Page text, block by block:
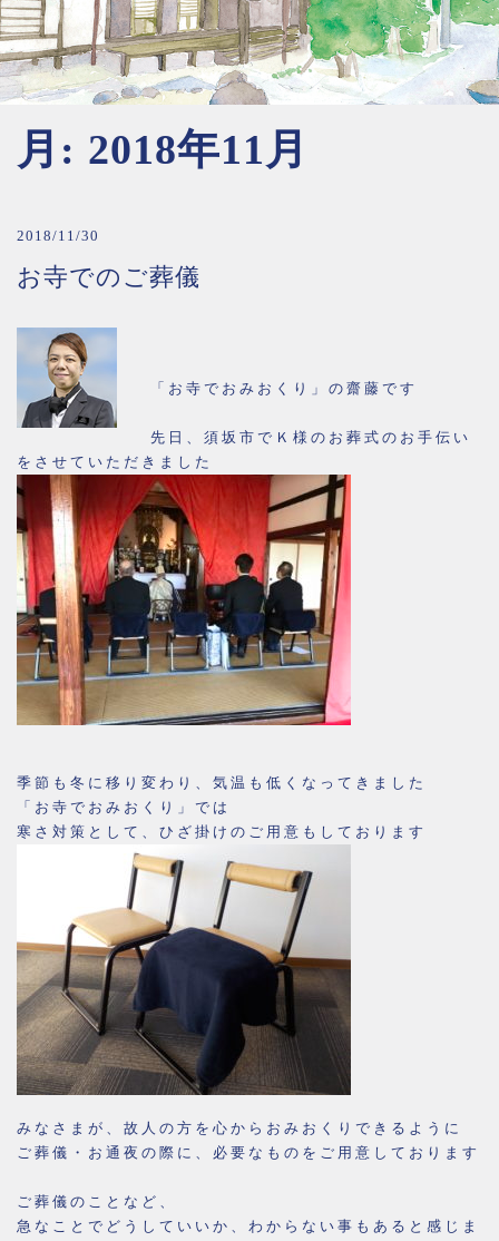
月: 2018年11月
2018/11/30
お寺でのご葬儀
「お寺でおみおくり」の齋藤です
先日、須坂市でＫ様のお葬式のお手伝い
をさせていただきました
季節も冬に移り変わり、気温も低くなってきました
「お寺でおみおくり」では
寒さ対策として、ひざ掛けのご用意もしております
みなさまが、故人の方を心からおみおくりできるように
ご葬儀・お通夜の際に、必要なものをご用意しております
ご葬儀のことなど、
急なことでどうしていいか、わからない事もあると感じま